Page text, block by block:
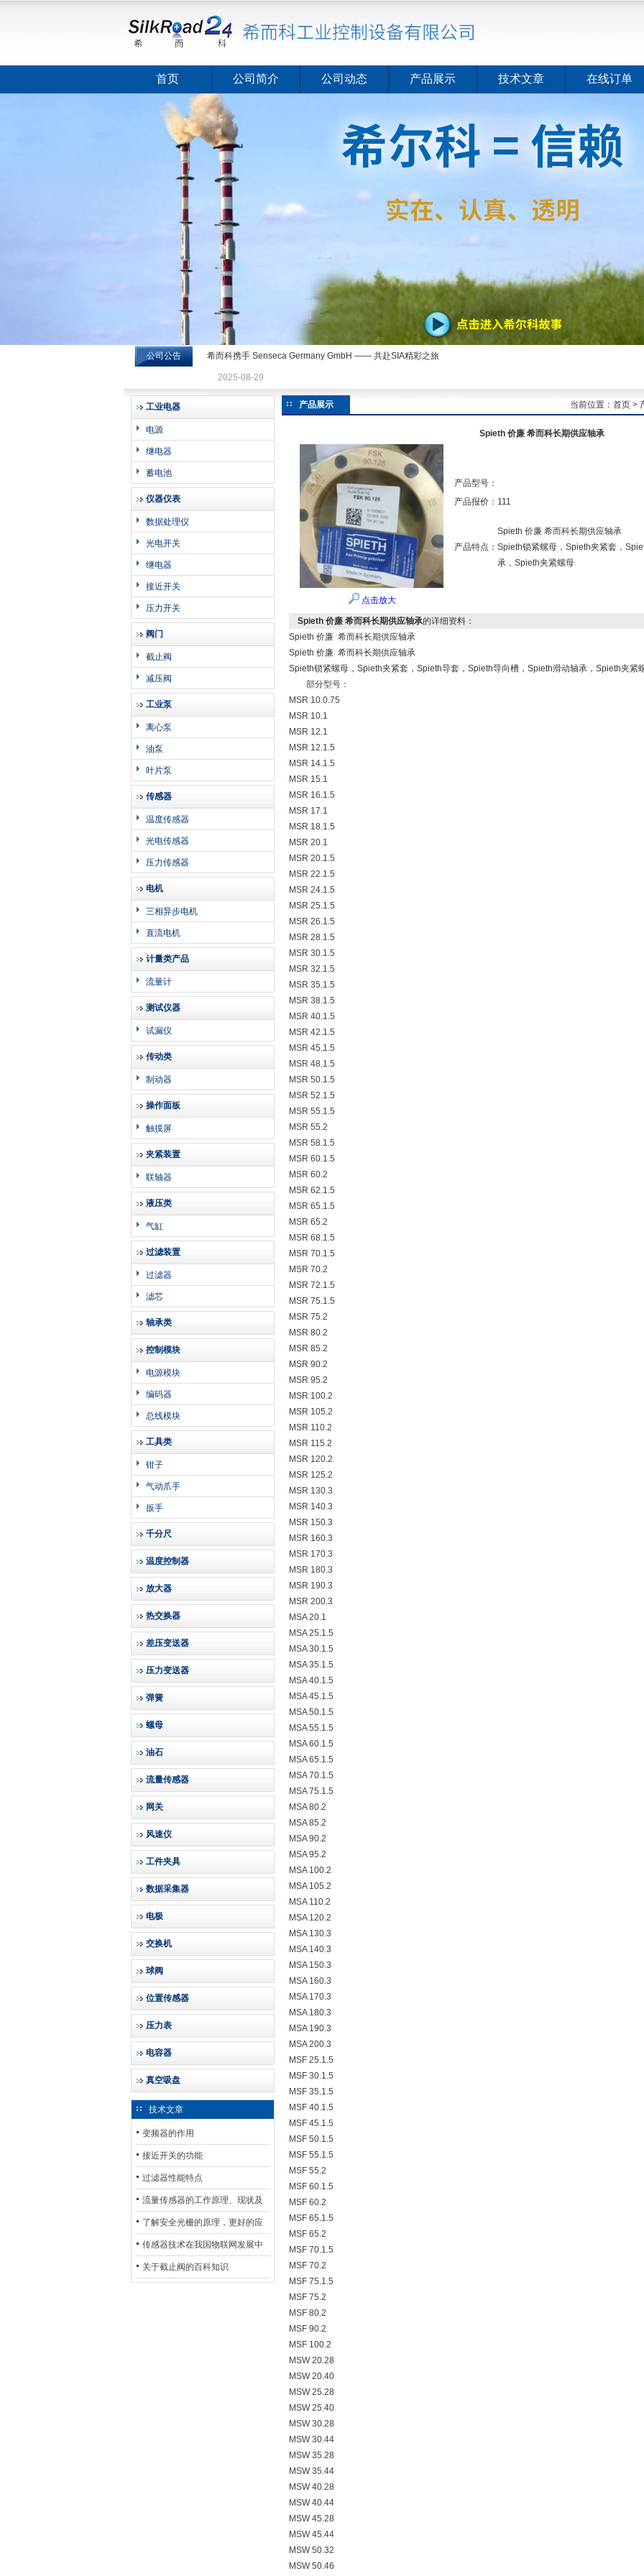
希而科工业控制设备有限公司
首页 公司简介 公司动态 产品展示 技术文章 在线订单
公司公告 希而科携手 Senseca Germany GmbH —— 共赴SIA精彩之旅
2025-08-29
工业电器
电源
继电器
蓄电池
仪器仪表
数据处理仪
光电开关
继电器
接近开关
压力开关
阀门
截止阀
减压阀
工业泵
离心泵
油泵
叶片泵
传感器
温度传感器
光电传感器
压力传感器
电机
三相异步电机
直流电机
计量类产品
流量计
测试仪器
试漏仪
传动类
制动器
操作面板
触摸屏
夹紧装置
联轴器
液压类
气缸
过滤装置
过滤器
滤芯
轴承类
控制模块
电源模块
编码器
总线模块
工具类
钳子
气动爪手
扳手
千分尺
温度控制器
放大器
热交换器
差压变送器
压力变送器
弹簧
螺母
油石
流量传感器
网关
风速仪
工件夹具
数据采集器
电极
交换机
球阀
位置传感器
压力表
电容器
真空吸盘
技术文章
变频器的作用
接近开关的功能
过滤器性能特点
流量传感器的工作原理、现状及
其发展前景
了解安全光栅的原理，更好的应
用安全光栅
传感器技术在我国物联网发展中
的地位*
关于截止阀的百科知识
产品展示 当前位置： 首页 >
Spieth 价廉 希而科长期供应轴承
点击放大
产品型号：
产品报价： 111
产品特点：
Spieth 价廉 希而科长期供应轴承
Spieth锁紧螺母，Spieth夹紧套，
承，Spieth夹紧螺母
Spieth 价廉 希而科长期供应轴承的详细资料：
Spieth 价廉 希而科长期供应轴承
Spieth 价廉 希而科长期供应轴承
Spieth锁紧螺母，Spieth夹紧套，Spieth导套，Spieth导向槽，Spieth滑动轴承，Spieth夹紧
部分型号：
MSR 10.0.75
MSR 10.1
MSR 12.1
MSR 12.1.5
MSR 14.1.5
MSR 15.1
MSR 16.1.5
MSR 17.1
MSR 18.1.5
MSR 20.1
MSR 20.1.5
MSR 22.1.5
MSR 24.1.5
MSR 25.1.5
MSR 26.1.5
MSR 28.1.5
MSR 30.1.5
MSR 32.1.5
MSR 35.1.5
MSR 38.1.5
MSR 40.1.5
MSR 42.1.5
MSR 45.1.5
MSR 48.1.5
MSR 50.1.5
MSR 52.1.5
MSR 55.1.5
MSR 55.2
MSR 58.1.5
MSR 60.1.5
MSR 60.2
MSR 62.1.5
MSR 65.1.5
MSR 65.2
MSR 68.1.5
MSR 70.1.5
MSR 70.2
MSR 72.1.5
MSR 75.1.5
MSR 75.2
MSR 80.2
MSR 85.2
MSR 90.2
MSR 95.2
MSR 100.2
MSR 105.2
MSR 110.2
MSR 115.2
MSR 120.2
MSR 125.2
MSR 130.3
MSR 140.3
MSR 150.3
MSR 160.3
MSR 170.3
MSR 180.3
MSR 190.3
MSR 200.3
MSA 20.1
MSA 25.1.5
MSA 30.1.5
MSA 35.1.5
MSA 40.1.5
MSA 45.1.5
MSA 50.1.5
MSA 55.1.5
MSA 60.1.5
MSA 65.1.5
MSA 70.1.5
MSA 75.1.5
MSA 80.2
MSA 85.2
MSA 90.2
MSA 95.2
MSA 100.2
MSA 105.2
MSA 110.2
MSA 120.2
MSA 130.3
MSA 140.3
MSA 150.3
MSA 160.3
MSA 170.3
MSA 180.3
MSA 190.3
MSA 200.3
MSF 25.1.5
MSF 30.1.5
MSF 35.1.5
MSF 40.1.5
MSF 45.1.5
MSF 50.1.5
MSF 55.1.5
MSF 55.2
MSF 60.1.5
MSF 60.2
MSF 65.1.5
MSF 65.2
MSF 70.1.5
MSF 70.2
MSF 75.1.5
MSF 75.2
MSF 80.2
MSF 90.2
MSF 100.2
MSW 20.28
MSW 20.40
MSW 25.28
MSW 25.40
MSW 30.28
MSW 30.44
MSW 35.28
MSW 35.44
MSW 40.28
MSW 40.44
MSW 45.28
MSW 45.44
MSW 50.32
MSW 50.46